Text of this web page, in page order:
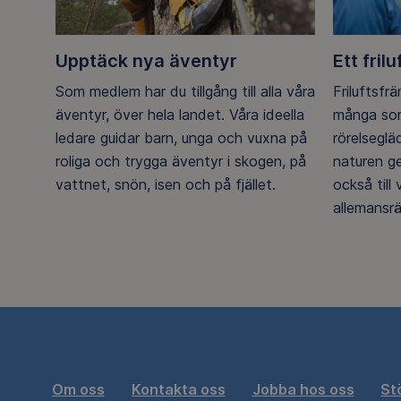
Upptäck nya äventyr
Som medlem har du tillgång till alla våra
äventyr, över hela landet. Våra ideella
ledare guidar barn, unga och vuxna på
roliga och trygga äventyr i skogen, på
vattnet, snön, isen och på fjället.
Ett
många
naturen
också till
Om oss Kontakta oss Jobba hos oss